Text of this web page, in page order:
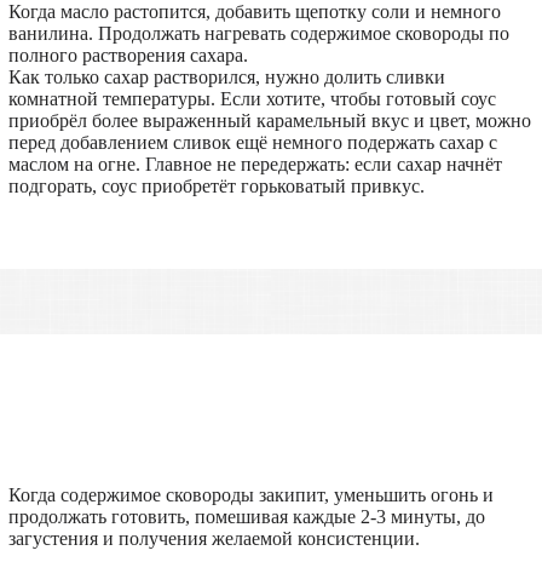
Когда масло растопится, добавить щепотку соли и немного
ванилина. Продолжать нагревать содержимое сковороды по
полного растворения сахара.
Как только сахар растворился, нужно долить сливки
комнатной температуры. Если хотите, чтобы готовый соус
приобрёл более выраженный карамельный вкус и цвет, можно
перед добавлением сливок ещё немного подержать сахар с
маслом на огне. Главное не передержать: если сахар начнёт
подгорать, соус приобретёт горьковатый привкус.
Когда содержимое сковороды закипит, уменьшить огонь и
продолжать готовить, помешивая каждые 2-3 минуты, до
загустения и получения желаемой консистенции.